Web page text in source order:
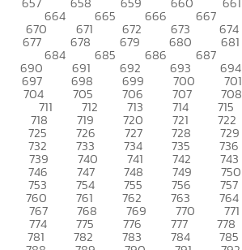
664 665 666 667
670 671 672 673 674
677 678 679 680 681
684 685 686 687
690 691 692 693 694
697 698 699 700 701
704 705 706 707 708
711 712 713 714 715
718 719 720 721 722
725 726 727 728 729
732 733 734 735 736
739 740 741 742 743
746 747 748 749 750
753 754 755 756 757
760 761 762 763 764
767 768 769 770 771
774 775 776 777 778
781 782 783 784 785